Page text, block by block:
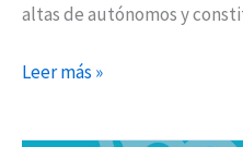
altas de autónomos y
Leer más »